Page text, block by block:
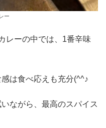
ー
レーの中では、1番辛味
は食べ応えも充分(^^♪
ながら、最高のスパイス